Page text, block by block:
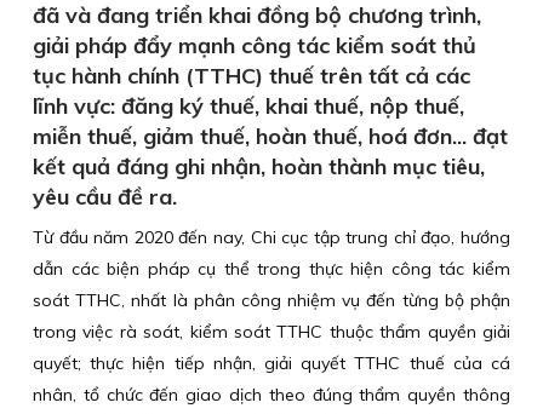
đã và đang triển khai đồng bộ chương trình,
giải pháp đẩy mạnh công tác kiểm soát thủ
tục hành chính (TTHC) thuế trên tất cả các
lĩnh vực: đăng ký thuế, khai thuế, nộp thuế,
miễn thuế, giảm thuế, hoàn thuế, hoá đơn... đạt
kết quả đáng ghi nhận, hoàn thành mục tiêu,
yêu cầu đề ra.
Từ đầu năm 2020 đến nay, Chi cục tập trung chỉ đạo, hướng
dẫn các biện pháp cụ thể trong thực hiện công tác kiểm
soát TTHC, nhất là phân công nhiệm vụ đến từng bộ phận
trong việc rà soát, kiểm soát TTHC thuộc thẩm quyền giải
quyết; thực hiện tiếp nhận, giải quyết TTHC thuế của cá
nhân, tổ chức đến giao dịch theo đúng thẩm quyền thông